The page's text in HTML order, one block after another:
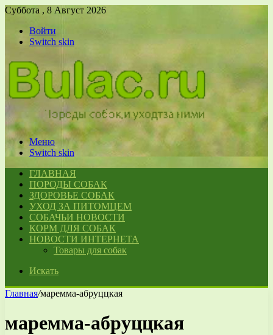
Суббота , 8 Август 2026
Войти
Switch skin
Меню
Switch skin
ГЛАВНАЯ
ПОРОДЫ СОБАК
ЗДОРОВЬЕ СОБАК
УХОД ЗА ПИТОМЦЕМ
СОБАЧЬИ НОВОСТИ
КОРМ ДЛЯ СОБАК
НОВОСТИ ИНТЕРНЕТА
Товары для собак
Искать
Главная/маремма-абруццкая
маремма-абруццкая